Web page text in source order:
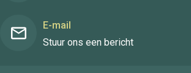
E-mail
Stuur ons een bericht